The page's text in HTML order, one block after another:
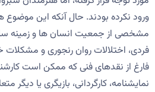
ورود نکرده بودند. حال آنکه این موضوع
مشخصی از جمعیت انسان ها و زمینه
فردی، اختلالات روان رنجوری و
فارغ از نقدهای فنی که ممکن است
نمایشنامه، کارگردانی، بازیگری یا دیگر